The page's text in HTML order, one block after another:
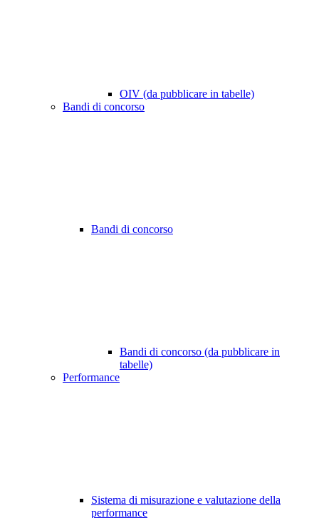
OIV (da pubblicare in tabelle)
Bandi di concorso
Bandi di concorso
Bandi di concorso (da pubblicare in
tabelle)
Performance
Sistema di misurazione e valutazione della
performance